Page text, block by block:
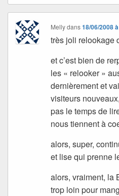
Mellydans18/06/2008
très joli relookage
et c’est bien de
les « relooker »
dernièrement et
visiteurs
pas le temps de
nous tiennent à
alors, super,
et lise qui prenne
alors, vraiment, la
trop loin pour